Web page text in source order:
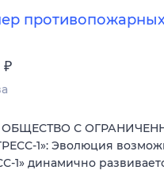
противопожарных
₽
ОБЩЕСТВО С
1»: Эволюция
1» динамично